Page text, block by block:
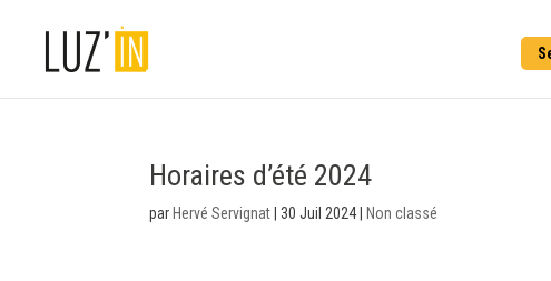
Horaires d’été 2024
par Hervé Servignat |30 Juil 2024 Non classé